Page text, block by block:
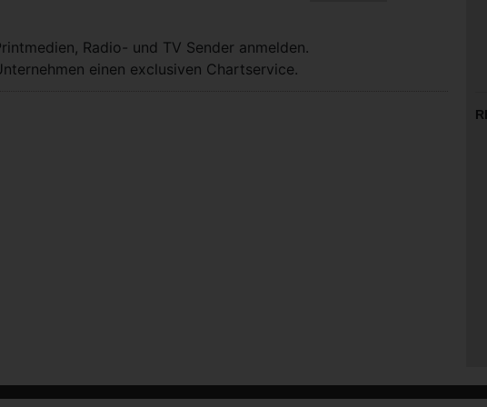
Radio- und TV Sender anmelden.
einen exclusiven Chartservice.